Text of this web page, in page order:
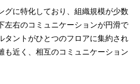
グに特化しており、組織規模が少数
左右のコミュニケーションが円滑で
タントがひとつのフロアに集約され
も近く、相互のコミュニケーション